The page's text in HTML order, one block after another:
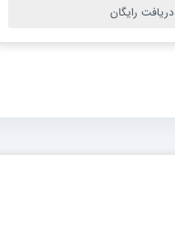
دریافت رایگان